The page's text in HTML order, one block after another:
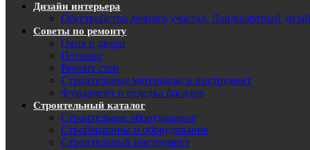
Дизайн интерьера
Обустройство дачного участка. Ландшафтный
Советы по ремонту
Окна и двери
Потолки
Ремонт стен
Строительные материалы и инструмент
Фундамент и отделка фасадов
Строительный каталог
Строительное оборудование
Строймашины и оборудование
Строительный инструмент